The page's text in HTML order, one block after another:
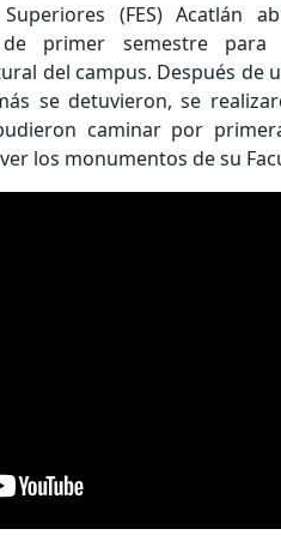
(FES) Acatlán
de primer semestre
del campus. Después de
se detuvieron, se
caminar por
los monumentos de su